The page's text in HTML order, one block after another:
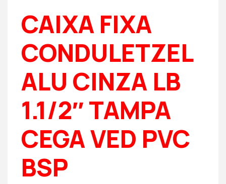
CAIXA FIXA
CONDULETZEL
ALU CINZA LB
1.1/2″ TAMPA
CEGA VED PVC
BSP